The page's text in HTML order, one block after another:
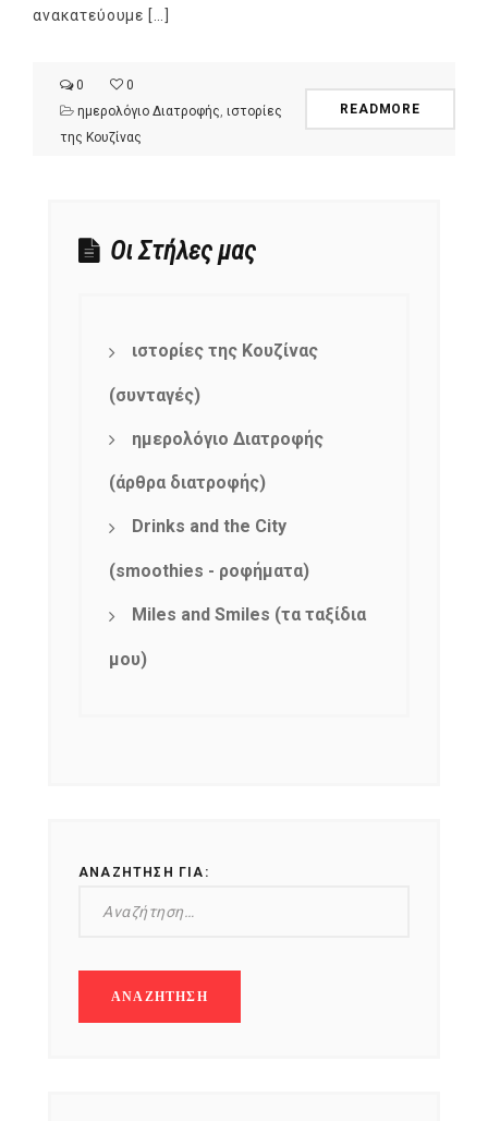
ανακατεύουμε […]
0
0
ημερολόγιο Διατροφής, ιστορίες
της Κουζίνας
READMORE
Οι Στήλες μας
ιστορίες της Κουζίνας
(συνταγές)
ημερολόγιο Διατροφής
(άρθρα διατροφής)
Drinks and the City
(smoothies - ροφήματα)
Miles and Smiles (τα ταξίδια
μου)
ΑΝΑΖΉΤΗΣΗ ΓΙΑ:
NEWSLETTER
mel
y updates
fro
m